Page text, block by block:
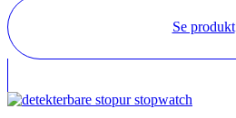
110,00 kr.Se produkt